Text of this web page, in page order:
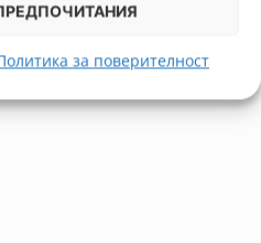
за поверителност